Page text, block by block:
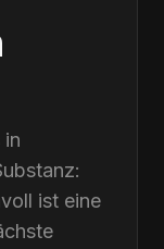
in
ist eine